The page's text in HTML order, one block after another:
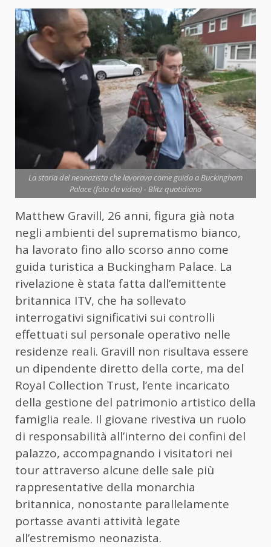
La storia del neonazista che lavorava come guida a Buckingham
Palace (foto da video) - Blitz quotidiano
Matthew Gravill, 26 anni, figura già nota
negli ambienti del suprematismo bianco,
ha lavorato fino allo scorso anno come
guida turistica a Buckingham Palace. La
rivelazione è stata fatta dall’emittente
britannica ITV, che ha sollevato
interrogativi significativi sui controlli
effettuati sul personale operativo nelle
residenze reali. Gravill non risultava essere
un dipendente diretto della corte, ma del
Royal Collection Trust, l’ente incaricato
della gestione del patrimonio artistico della
famiglia reale. Il giovane rivestiva un ruolo
di responsabilità all’interno dei confini del
palazzo, accompagnando i visitatori nei
tour attraverso alcune delle sale più
rappresentative della monarchia
britannica, nonostante parallelamente
portasse avanti attività legate
all’estremismo neonazista.